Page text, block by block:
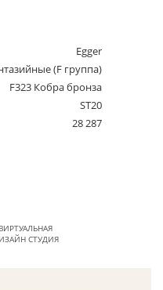
Egger
(F группа)
F323 Кобра бронза
ST20
28 287
ВИРТУАЛЬНАЯ
СТУДИЯ